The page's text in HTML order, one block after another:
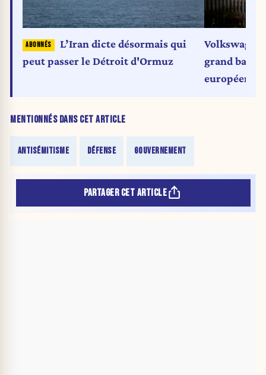
MENTIONNÉS DANS CET ARTICLE
ANTISÉMITISME DÉFENSE GOUVERNEMENT
L’Iran dicte désormais qui
peut passer le Détroit d'Ormuz
Volkswagen
grand
européen
PARTAGER CET ARTICLE